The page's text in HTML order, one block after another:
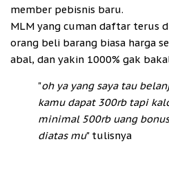
member pebisnis baru.
MLM yang cuman daftar terus
orang beli barang biasa harga
abal, dan yakin 1000% gak
"oh ya yang saya tau
kamu dapat 300rb tapi
minimal 500rb uang
diatas mu" tulisnya